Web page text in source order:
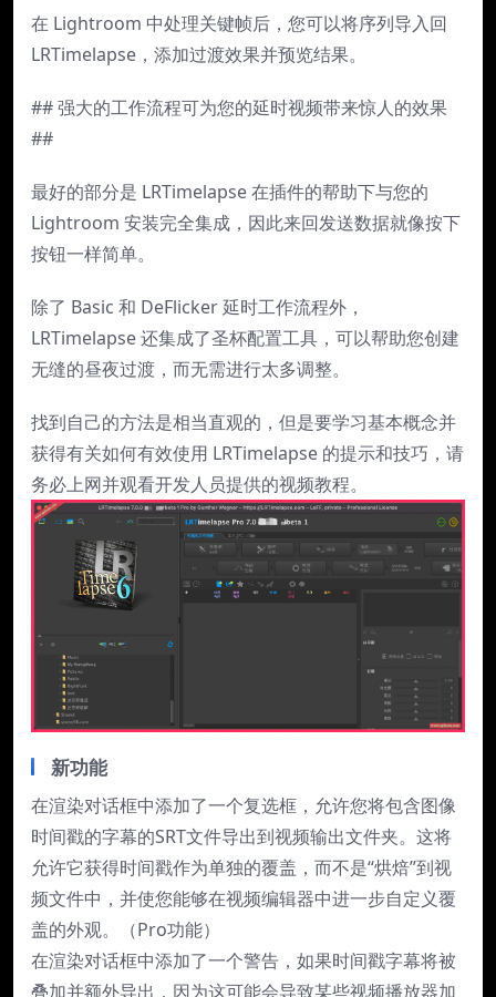
在 Lightroom 中处理关键帧后，您可以将序列导入回
LRTimelapse，添加过渡效果并预览结果。
## 强大的工作流程可为您的延时视频带来惊人的效果
##
最好的部分是 LRTimelapse 在插件的帮助下与您的
Lightroom 安装完全集成，因此来回发送数据就像按下
按钮一样简单。
除了 Basic 和 DeFlicker 延时工作流程外，
LRTimelapse 还集成了圣杯配置工具，可以帮助您创建
无缝的昼夜过渡，而无需进行太多调整。
找到自己的方法是相当直观的，但是要学习基本概念并
获得有关如何有效使用 LRTimelapse 的提示和技巧，请
务必上网并观看开发人员提供的视频教程。
新功能
在渲染对话框中添加了一个复选框，允许您将包含图像
时间戳的字幕的SRT文件导出到视频输出文件夹。这将
允许它获得时间戳作为单独的覆盖，而不是“烘焙”到视
频文件中，并使您能够在视频编辑器中进一步自定义覆
盖的外观。（Pro功能）
在渲染对话框中添加了一个警告，如果时间戳字幕将被
叠加并额外导出，因为这可能会导致某些视频播放器加